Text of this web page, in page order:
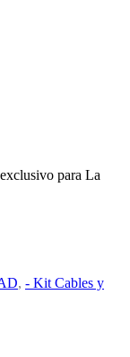
para La
, - Kit Cables y